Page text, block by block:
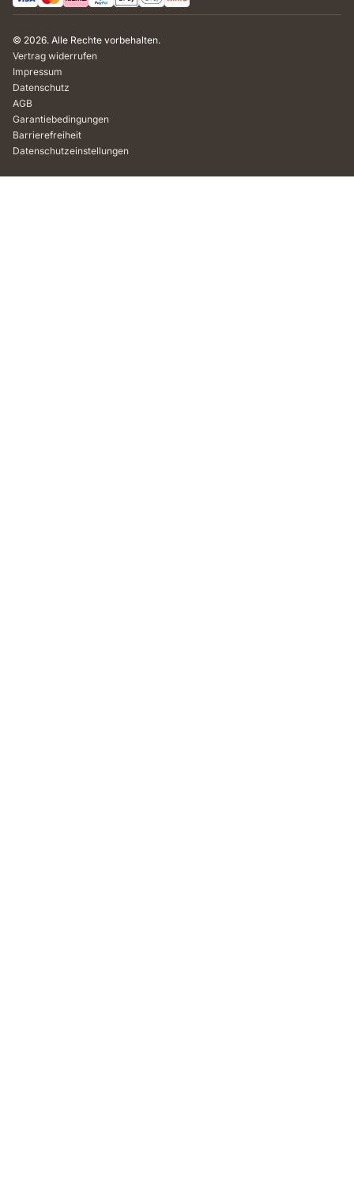
© 2026. Alle Rechte vorbehalten.
Vertrag widerrufen
Impressum
Datenschutz
AGB
Garantiebedingungen
Barrierefreiheit
Datenschutzeinstellungen